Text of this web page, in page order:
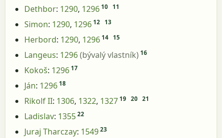
Dethbor: 1290, 1296 10 11
Simon: 1290, 1296 12 13
Herbord: 1290, 1296 14 15
Langeus: 1296(bývalý vlastník) 16
Kokoš: 1296 17
Ján: 1296 18
Rikolf II: 1306, 1322, 1327 19 20 21
Ladislav: 1355 22
Juraj Tharczay: 1549 23